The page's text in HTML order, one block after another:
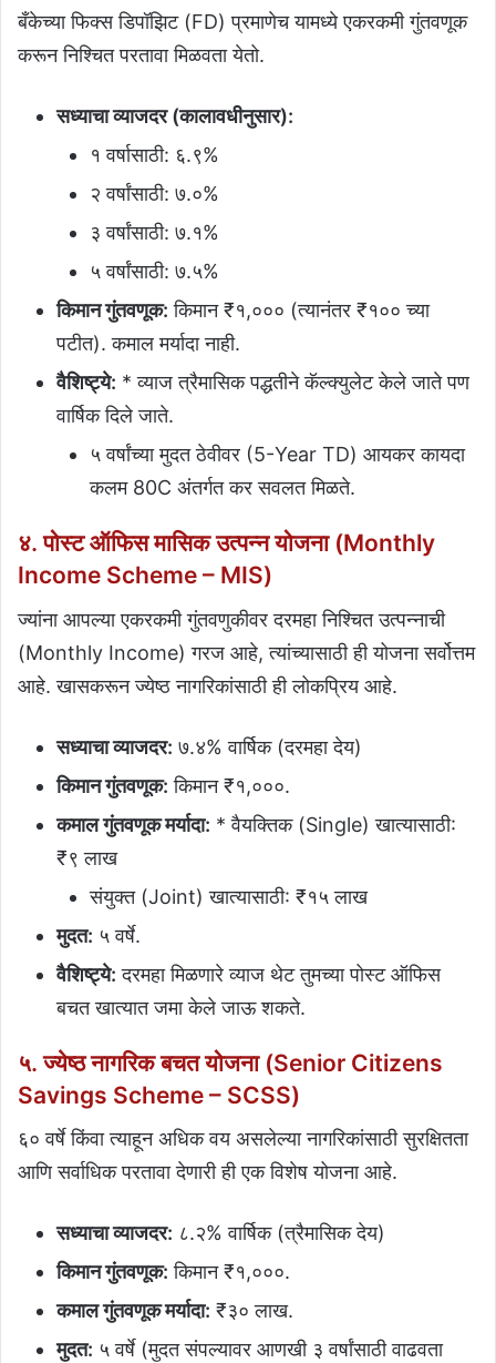
बँकेच्या फिक्स डिपॉझिट (FD) प्रमाणेच यामध्ये एकरकमी गुंतवणूक
करून निश्चित परतावा मिळवता येतो.
सध्याचा व्याजदर (कालावधीनुसार):
१ वर्षासाठी: ६.९%
२ वर्षांसाठी: ७.०%
३ वर्षांसाठी: ७.१%
५ वर्षांसाठी: ७.५%
किमान गुंतवणूक: किमान ₹१,००० (त्यानंतर ₹१०० च्या
पटीत). कमाल मर्यादा नाही.
वैशिष्ट्ये: * व्याज त्रैमासिक पद्धतीने कॅल्क्युलेट केले जाते पण
वार्षिक दिले जाते.
५ वर्षांच्या मुदत ठेवीवर (5-Year TD) आयकर कायदा
कलम 80C अंतर्गत कर सवलत मिळते.
४. पोस्ट ऑफिस मासिक उत्पन्न योजना (Monthly
Income Scheme – MIS)
ज्यांना आपल्या एकरकमी गुंतवणुकीवर दरमहा निश्चित उत्पन्नाची
(Monthly Income) गरज आहे, त्यांच्यासाठी ही योजना सर्वोत्तम
आहे. खासकरून ज्येष्ठ नागरिकांसाठी ही लोकप्रिय आहे.
सध्याचा व्याजदर: ७.४% वार्षिक (दरमहा देय)
किमान गुंतवणूक: किमान ₹१,०००.
कमाल गुंतवणूक मर्यादा: * वैयक्तिक (Single) खात्यासाठी:
₹९ लाख
संयुक्त (Joint) खात्यासाठी: ₹१५ लाख
मुदत: ५ वर्षे.
वैशिष्ट्ये: दरमहा मिळणारे व्याज थेट तुमच्या पोस्ट ऑफिस
बचत खात्यात जमा केले जाऊ शकते.
५. ज्येष्ठ नागरिक बचत योजना (Senior Citizens
Savings Scheme – SCSS)
६० वर्षे किंवा त्याहून अधिक वय असलेल्या नागरिकांसाठी सुरक्षितता
आणि सर्वाधिक परतावा देणारी ही एक विशेष योजना आहे.
सध्याचा व्याजदर: ८.२% वार्षिक (त्रैमासिक देय)
किमान गुंतवणूक: किमान ₹१,०००.
कमाल गुंतवणूक मर्यादा: ₹३० लाख.
मुदत: ५ वर्षे (मुदत संपल्यावर आणखी ३ वर्षांसाठी वाढवता